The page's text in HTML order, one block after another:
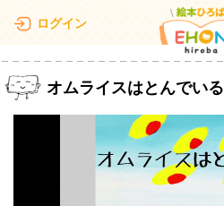
ログイン
オムライスはとんでいる